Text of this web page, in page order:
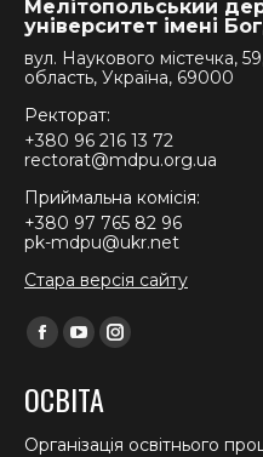
Мелітопольський
університет імені
вул. Наукового містечка,
область, Україна, 69000
Ректорат:
+380 96 216 13 72
rectorat@mdpu.org.ua
Приймальна комісія:
+380 97 765 82 96
pk-mdpu@ukr.net
Стара версія сайту
Find us on:
Facebook
opens
in
YouTube
opens
in
Instagram
in
ОСВІТА
Організація освітнього